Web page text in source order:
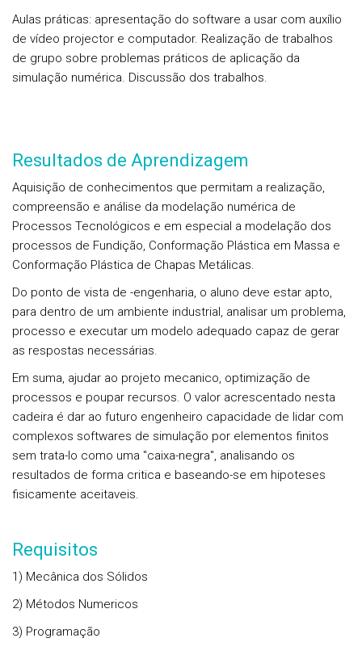
Aulas práticas: apresentação do software a usar com auxílio
de vídeo projector e computador. Realização de trabalhos
de grupo sobre problemas práticos de aplicação da
simulação numérica. Discussão dos trabalhos.
Resultados de Aprendizagem
Aquisição de conhecimentos que permitam a realização,
compreensão e análise da modelação numérica de
Processos Tecnológicos e em especial a modelação dos
processos de Fundição, Conformação Plástica em Massa e
Conformação Plástica de Chapas Metálicas.
Do ponto de vista de -engenharia, o aluno deve estar apto,
para dentro de um ambiente industrial, analisar um problema,
processo e executar um modelo adequado capaz de gerar
as respostas necessárias.
Em suma, ajudar ao projeto mecanico, optimização de
processos e poupar recursos. O valor acrescentado nesta
cadeira é dar ao futuro engenheiro capacidade de lidar com
complexos softwares de simulação por elementos finitos
sem trata-lo como uma "caixa-negra", analisando os
resultados de forma critica e baseando-se em hipoteses
fisicamente aceitaveis.
Requisitos
1) Mecânica dos Sólidos
2) Métodos Numericos
3) Programação